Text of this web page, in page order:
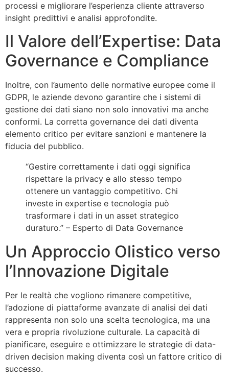
processi e migliorare l’esperienza cliente attraverso
insight predittivi e analisi approfondite.
Il Valore dell’Expertise: Data
Governance e Compliance
Inoltre, con l’aumento delle normative europee come il
GDPR, le aziende devono garantire che i sistemi di
gestione dei dati siano non solo innovativi ma anche
conformi. La corretta governance dei dati diventa
elemento critico per evitare sanzioni e mantenere la
fiducia del pubblico.
“Gestire correttamente i dati oggi significa
rispettare la privacy e allo stesso tempo
ottenere un vantaggio competitivo. Chi
investe in expertise e tecnologia può
trasformare i dati in un asset strategico
duraturo.” – Esperto di Data Governance
Un Approccio Olistico verso
l’Innovazione Digitale
Per le realtà che vogliono rimanere competitive,
l’adozione di piattaforme avanzate di analisi dei dati
rappresenta non solo una scelta tecnologica, ma una
vera e propria rivoluzione culturale. La capacità di
pianificare, eseguire e ottimizzare le strategie di data-
driven decision making diventa così un fattore critico di
successo.